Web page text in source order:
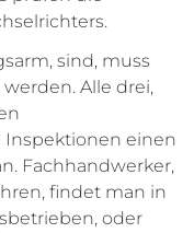
sind, muss
Alle drei,
Inspektionen einen
Fachhandwerker,
findet man in
oder